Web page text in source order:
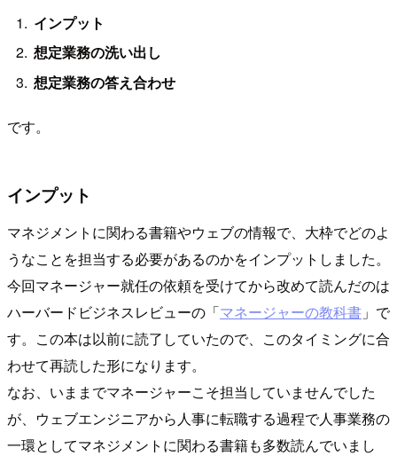
インプット
想定業務の洗い出し
想定業務の答え合わせ
です。
インプット
マネジメントに関わる書籍やウェブの情報で、大枠でどのよ
うなことを担当する必要があるのかをインプットしました。
今回マネージャー就任の依頼を受けてから改めて読んだのは
ハーバードビジネスレビューの「マネージャーの教科書 」で
す。この本は以前に読了していたので、このタイミングに合
わせて再読した形になります。
なお、いままでマネージャーこそ担当していませんでした
が、ウェブエンジニアから人事に転職する過程で人事業務の
一環としてマネジメントに関わる書籍も多数読んでいまし